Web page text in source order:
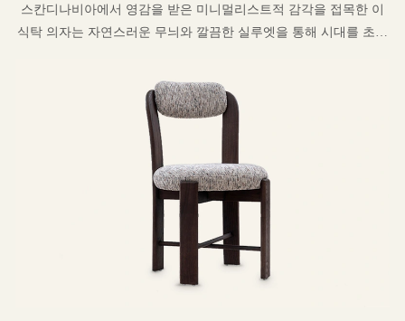
스칸디나비아에서 영감을 받은 미니멀리스트적 감각을 접목한 이
식탁 의자는 자연스러운 무늬와 깔끔한 실루엣을 통해 시대를 초월